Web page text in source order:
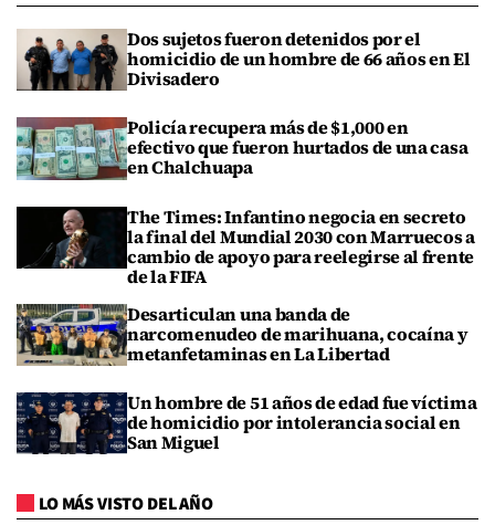
Dos sujetos fueron detenidos por el
homicidio de un hombre de 66 años en El
Divisadero
Policía recupera más de $1,000 en
efectivo que fueron hurtados de una casa
en Chalchuapa
The Times: Infantino negocia en secreto
la final del Mundial 2030 con Marruecos a
cambio de apoyo para reelegirse al frente
de la FIFA
Desarticulan una banda de
narcomenudeo de marihuana, cocaína y
metanfetaminas en La Libertad
Un hombre de 51 años de edad fue víctima
de homicidio por intolerancia social en
San Miguel
LO MÁS VISTO DEL AÑO